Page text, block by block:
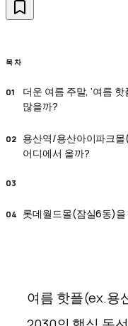
목차
더운 여름 주말, ‘여름
많을까?
용산역/용산아이파크
어디에서 올까?
롯데월드몰(잠실6동)
여름 핫플(ex.용